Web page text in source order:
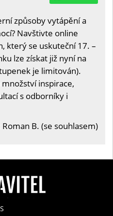
způsoby vytápění a
Navštivte online
který se uskuteční 17. –
lze získat již nyní na
je limitován).
inspirace,
s odborníky i
B. (se souhlasem)